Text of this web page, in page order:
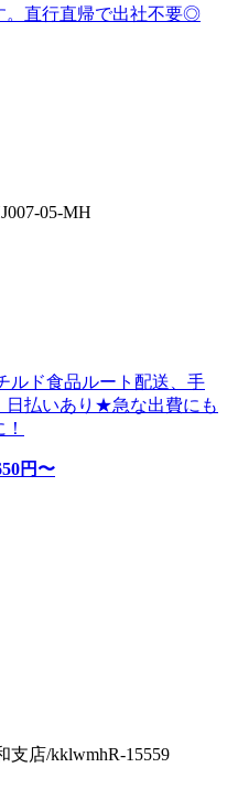
。直行直帰で出社不要◎
05-MH
ルド食品ルート配送、手
日払いあり★急な出費にも
円〜
店/kklwmhR-15559